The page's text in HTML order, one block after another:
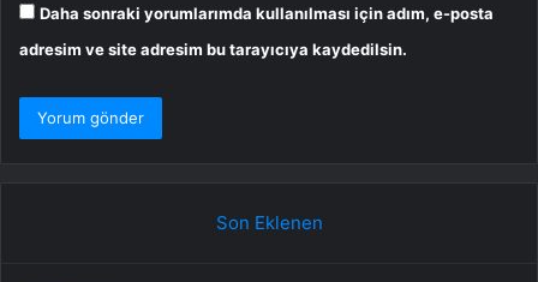
Daha sonraki yorumlarımda kullanılması için adım, e-posta
adresim ve site adresim bu tarayıcıya kaydedilsin.
Son Eklenen